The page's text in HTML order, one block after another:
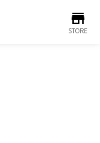
store
STORE